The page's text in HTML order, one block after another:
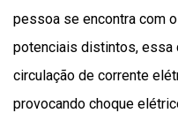
pessoa se encontra com
potenciais distintos, essa
circulação de corrente
provocando choque